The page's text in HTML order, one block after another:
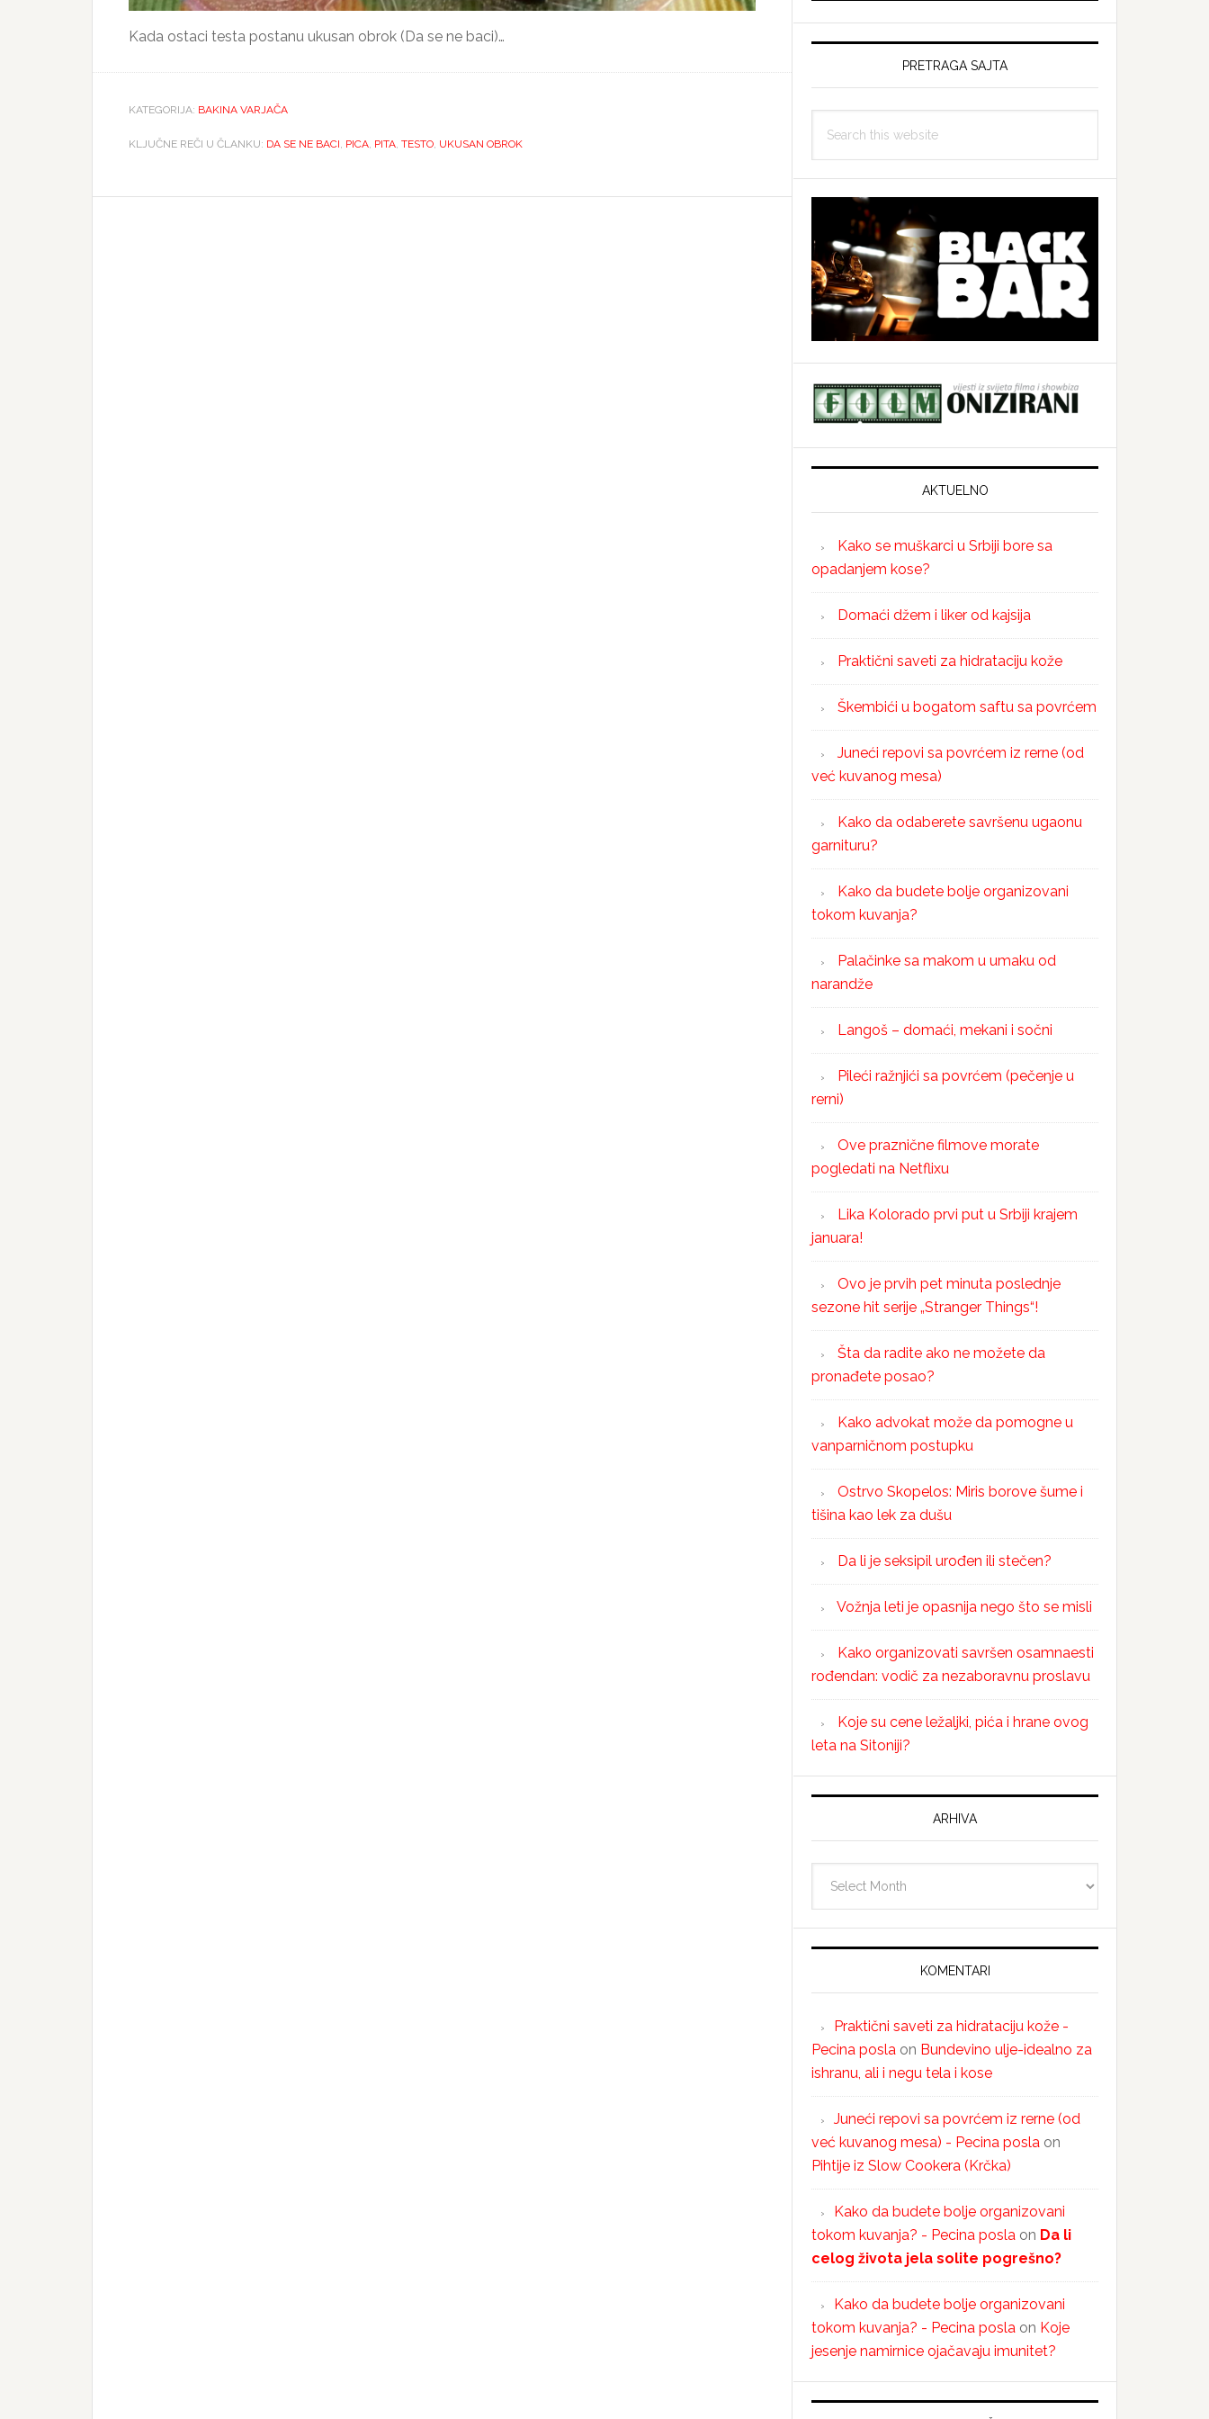
Kada ostaci testa postanu ukusan obrok (Da se ne baci)…
KATEGORIJA: BAKINA VARJAČA
KLJUČNE REČI U ČLANKU: DA SE NE BACI PICA PITA TESTO UKUSAN OBROK
PRETRAGA SAJTA
this
AKTUELNO
Kako se muškarci u Srbiji bore sa
opadanjem kose?
Domaći džem i liker od kajsija
Praktični saveti za hidrataciju kože
Škembići u bogatom saftu sa povrćem
Juneći repovi sa povrćem iz rerne (od
već kuvanog mesa)
Kako da odaberete savršenu ugaonu
garnituru?
Kako da budete bolje organizovani
tokom kuvanja?
Palačinke sa makom u umaku od
narandže
Langoš – domaći, mekani i sočni
Pileći ražnjići sa povrćem (pečenje u
rerni)
Ove praznične filmove morate
pogledati na Netflixu
Lika Kolorado prvi put u Srbiji krajem
januara!
Ovo je prvih pet minuta poslednje
sezone hit serije „Stranger Things“!
Šta da radite ako ne možete da
pronađete posao?
Kako advokat može da pomogne u
vanparničnom postupku
Ostrvo Skopelos: Miris borove šume i
tišina kao lek za dušu
Da li je seksipil urođen ili stečen?
Vožnja leti je opasnija nego što se misli
Kako organizovati savršen osamnaesti
rođendan: vodič za nezaboravnu proslavu
Koje su cene ležaljki, pića i hrane ovog
leta na Sitoniji?
ARHIVA
KOMENTARI
Praktični saveti za hidrataciju kože -
Pecina posla on Bundevino ulje-idealno za
ishranu, ali i negu tela i kose
Juneći repovi sa povrćem iz rerne (od
već kuvanog mesa) - Pecina posla on
Pihtije iz Slow Cookera (Krčka)
Kako da budete bolje organizovani
tokom kuvanja? - Pecina posla on Da li
celog života jela solite pogrešno?
Kako da budete bolje organizovani
tokom kuvanja? - Pecina posla on Koje
jesenje namirnice ojačavaju imunitet?